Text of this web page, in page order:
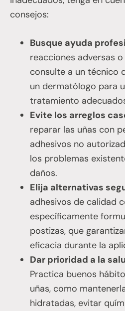
consejos:
Busque ayuda
reacciones adversas
consulte a un técnico
un dermatólogo para
tratamiento
Evite los arreglos
reparar las uñas con
adhesivos no
los problemas
daños.
Elija alternativas
adhesivos de calidad
específicamente
postizas, que
eficacia durante la
Dar prioridad a la
Practica buenos
uñas, como
hidratadas, evitar